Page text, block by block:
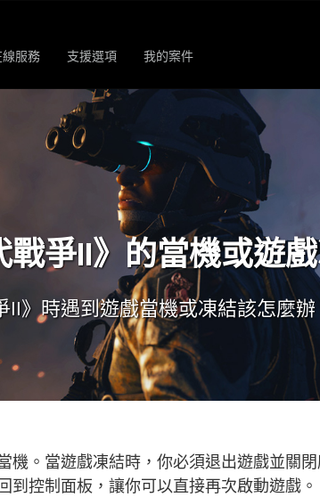
線服務 支援選項 我的案件
戰爭II》的當機或遊
II》時遇到遊戲當機或凍結該怎麼辦
機。當遊戲凍結時，你必須退出遊戲並關
到控制面板，讓你可以直接再次啟動遊戲。